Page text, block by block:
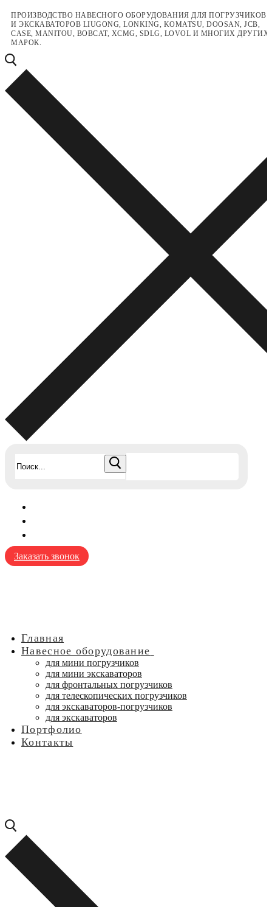
Перейти
содержимому
Меню
Закрыть
ПРОИЗВОДСТВО НАВЕСНОГО ОБОРУДОВАНИЯ ДЛЯ ПОГРУЗЧИКОВ
И ЭКСКАВАТОРОВ LIUGONG, LONKING, KOMATSU, DOOSAN, JCB,
CASE, MANITOU, BOBCAT, XCMG, SDLG, LOVOL И МНОГИХ ДРУГИХ
МАРОК.
Заказать звонок
Главная
Навесное оборудование
для мини погрузчиков
для мини экскаваторов
для фронтальных погрузчиков
для телескопических погрузчиков
для экскаваторов-погрузчиков
для экскаваторов
Портфолио
Контакты